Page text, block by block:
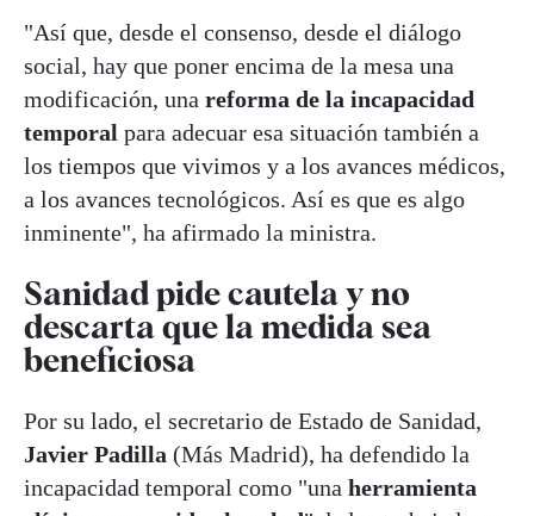
"Así que, desde el consenso, desde el diálogo
social, hay que poner encima de la mesa una
modificación, una reforma de la incapacidad
temporal para adecuar esa situación también a
los tiempos que vivimos y a los avances médicos,
a los avances tecnológicos. Así es que es algo
inminente", ha afirmado la ministra.
Sanidad pide cautela y no
descarta que la medida sea
beneficiosa
Por su lado, el secretario de Estado de Sanidad,
Javier Padilla (Más Madrid), ha defendido la
incapacidad temporal como "una herramienta